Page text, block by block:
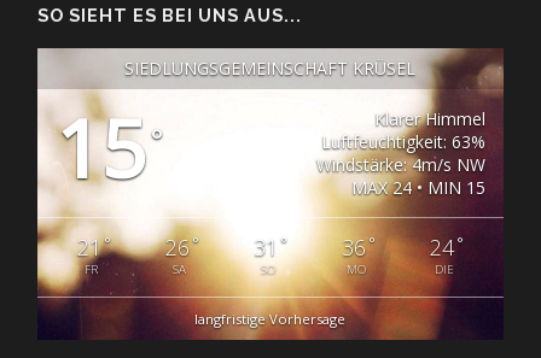
SO SIEHT ES BEI UNS AUS...
SIEDLUNGSGEMEINSCHAFT KRÜSEL
15°
Klarer Himmel
Luftfeuchtigkeit: 63%
Windstärke: 4m/s NW
MAX 24 • MIN 15
21°
FR
26°
SA
31 °
SO
36°
MO
24 °
DIE
langfristige Vorhersage